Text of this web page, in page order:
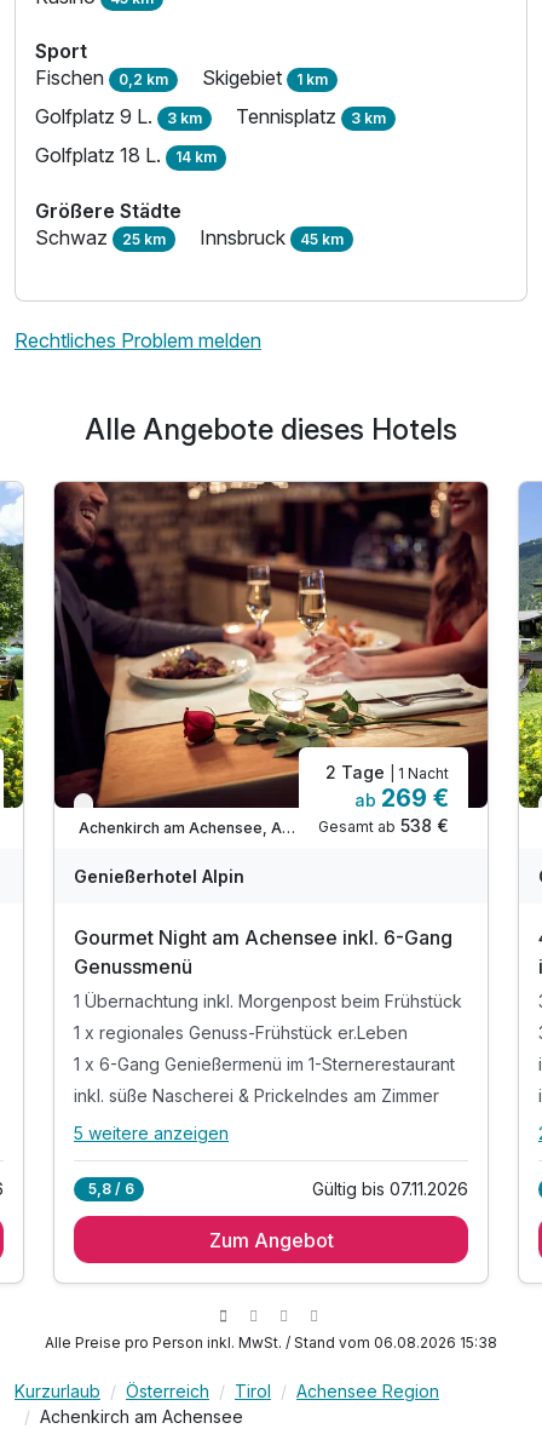
Sport
Fischen 0,2 km Skigebiet 1 km
Golfplatz 9 L. 3 km Tennisplatz 3 km
Golfplatz 18 L. 14 km
Größere Städte
Schwaz 25 km Innsbruck 45 km
Rechtliches Problem melden
Alle Angebote dieses Hotels
Verfügbar bis November
Achenkirch am Achensee, Achensee Region
2 Tage | 1 Nacht
ab 269 €
Gesamt ab 538 €
Genießerhotel Alpin
Gourmet Night am Achensee inkl. 6-Gang
Genussmenü
1 Übernachtung inkl. Morgenpost beim Frühstück
1 x regionales Genuss-Frühstück er.Leben
1 x 6-Gang Genießermenü im 1-Sternerestaurant
inkl. süße Nascherei & Prickelndes am Zimmer
Alle Inklusivleistungen
1 x regionales Genuss-Frühstück er.Leben
inkl. Nutzung des Saunabereiches Alpinaria
inkl. verschlossener Fahrradraum / Schikeller
inkl. kostenloser Regions- bzw. Schibus
5 weitere anzeigen
5,8 / 6 Gültig bis 07.11.2026
Zum Angebot
Alle Preise pro Person inkl. MwSt. / Stand vom 06.08.2026 15:38
Kurzurlaub Österreich Tirol
Achensee Region
Achenkirch am Achensee